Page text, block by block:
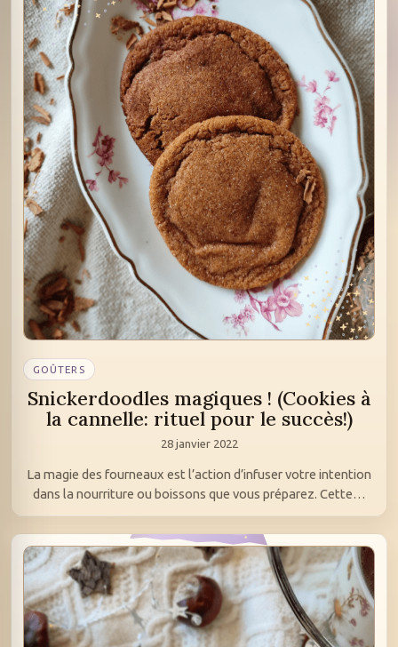
GOÛTERS
Snickerdoodles magiques ! (Cookies à
la cannelle: rituel pour le succès!)
28 janvier 2022
La magie des fourneaux est l’action d’infuser votre intention
dans la nourriture ou boissons que vous préparez. Cette…